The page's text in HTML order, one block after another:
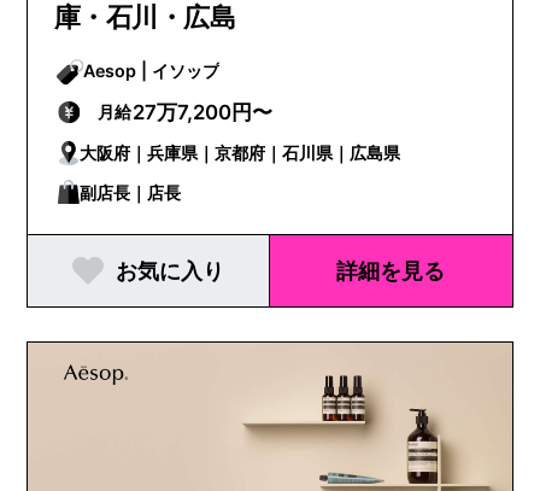
庫・石川・広島
Aesop | イソップ
月給27万7,200円〜
大阪府｜兵庫県｜京都府｜石川県｜広島県
副店長｜店長
お気に入り 詳細を見る